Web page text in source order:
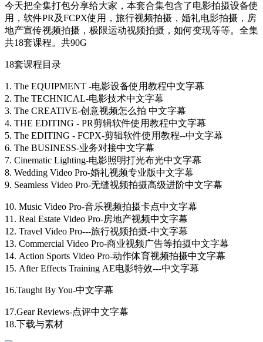
今天把全集打包分享给大家，本套合集包含了电影拍摄设备使
用，软件PR及FCPX使用，旅行视频拍摄，婚礼电影拍摄，房
地产宣传视频拍摄，极限运动视频拍摄，如何变现等等​。全集
共18套课程​。共90G
18套课程目录
1. The EQUIPMENT -电影设备使用教程中文字幕
2. The TECHNICAL-电影技术中文字幕
3. The CREATIVE-创意视频怎么拍 中文字幕
4. THE EDITING - PR剪辑软件使用教程中文字幕
5. The EDITING - FCPX-剪辑软件使用教程--中文字幕
6. The BUSINESS-业务对接中文字幕
7. Cinematic Lighting-电影照明打光布光中文字幕
8. Wedding Video Pro-婚礼视频专业版中文字幕
9. Seamless Video Pro-无缝视频拍摄高级进阶中文字幕
10. Music Video Pro-音乐视频拍摄卡点中文字幕
11. Real Estate Video Pro-房地产视频中文字幕
12. Travel Video Pro---旅行视频拍摄-中文字幕
13. Commercial Video Pro-商业视频广告等拍摄中文字幕
14. Action Sports Video Pro-动作体育视频拍摄中文字幕
15. After Effects Training AE电影特效---中文字幕
16.Taught By You-中文字幕
17.Gear Reviews-点评中文字幕
18.下载与素材